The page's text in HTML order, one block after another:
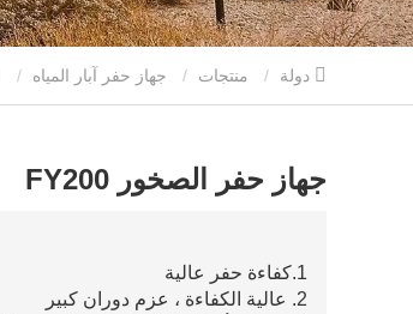
منتجات جهاز حفر آبار المياه
جهاز حفر الصخور FY200
1.كفاءة حفر عالية
2. عالية الكفاءة ، عزم دوران كبير